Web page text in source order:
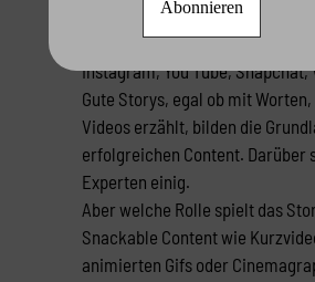
erzählt. Und das schon seit
Face-to-Face oder online über
Instagram, You Tube, Snapchat,
Gute Storys, egal ob mit
Videos erzählt, bilden die
erfolgreichen Content. Darüber
Experten einig.
Aber welche Rolle spielt das
Snackable Content wie
animierten Gifs oder